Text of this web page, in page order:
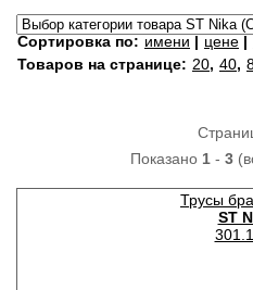
Сортировка по: имени | цене |
Товаров на странице: 20, 40,
Показано 1- 3
Трусы
ST